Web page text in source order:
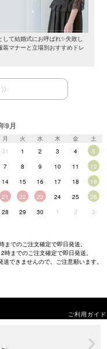
して結婚式にお呼ばれ✨失敗し
装マナーと立場別おすすめドレ
9月
月 火 水 木 金
土
31 1 2 3 4
5
7 8 9 10 11
12
14 15 16 17 18
19
21 22 23 24 25
26
28 29 30 1 2 3
までのご注文確定で即日発送。
時までのご注文確定で即日発送。
送できませんので、ご注意願います。
ご利用ガイド